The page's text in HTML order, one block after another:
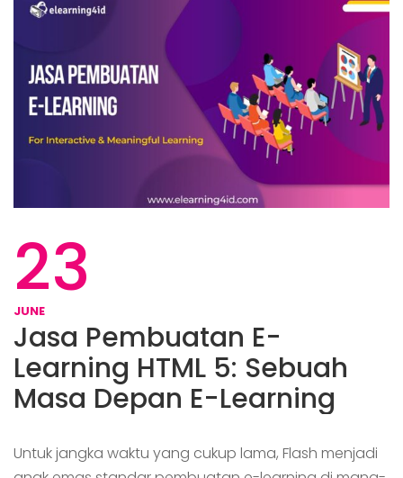
23
JUNE
Jasa Pembuatan E-
Learning HTML 5: Sebuah
Masa Depan E-Learning
Untuk jangka waktu yang cukup lama, Flash menjadi